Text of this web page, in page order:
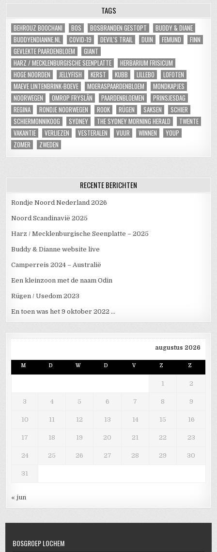
TAGS
BEHROUZ BOOCHANI BOS BOSBRANDEN GESTOPT
BUDDY & DIANE
BUDDYENDIANNE.NL
COVID-19 DEVIL'S TRAIL DUIN FEMUND
FINN
GEVLEKTE PAARDENBLOEM
GIANT
HARZ / MECKLENBURGISCHE SEENPLATTE
HERBARIUM FRISICUM
HOGE NOORDEN
JELLYFISH KERST KUBB LILLEBO
LOFOTEN
MAEVE LINTENBRINK-BOEVE
MOERASPAARDENBLOEM
MONDKAPJES
NOORWEGEN
OMROP FRYSLÂN PAARDENBLOEMEN
PRINSJESDAG
REGINA
RONDJE NOORWEGEN ROOK RÜGEN SAKSEN
SCHIER
SCHIERMONNIKOOG
SYDNEY THE SYDNEY MORNING HERALD
TWENTE
VAKANTIE
VERLIEZEN VESTERALEN VUUR WINNEN
YOUP
ZOMER
ZWEDEN
RECENTE BERICHTEN
Rondje Noord Nederland 2026
Noord Scandinavië 2025
Harz / Mecklenburgische Seenplatte – 2025
Buddy & Dianne website live
Camperreis 2024 – Australië
Een kleinzoon met de naam Odin
Rügen / Usedom 2023
En toen was het 9 oktober 2022 …
augustus 2026
M D W D V Z Z
1 2
3 4 5 6 7 8 9
10 11 12 13 14 15 16
17 18 19 20 21 22 23
24 25 26 27 28 29 30
31
« jun
BOSGROEP LOCHEM